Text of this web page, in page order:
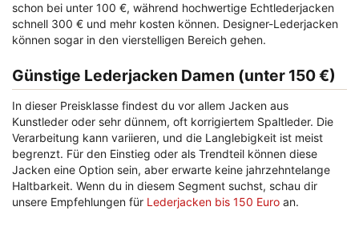
schon bei unter 100 €, während hochwertige Echtlederjacken
schnell 300 € und mehr kosten können. Designer-Lederjacken
können sogar in den vierstelligen Bereich gehen.
Günstige Lederjacken Damen (unter 150 €)
In dieser Preisklasse findest du vor allem Jacken aus
Kunstleder oder sehr dünnem, oft korrigiertem Spaltleder. Die
Verarbeitung kann variieren, und die Langlebigkeit ist meist
begrenzt. Für den Einstieg oder als Trendteil können diese
Jacken eine Option sein, aber erwarte keine jahrzehntelange
Haltbarkeit. Wenn du in diesem Segment suchst, schau dir
unsere Empfehlungen für Lederjacken bis 150 Euro an.